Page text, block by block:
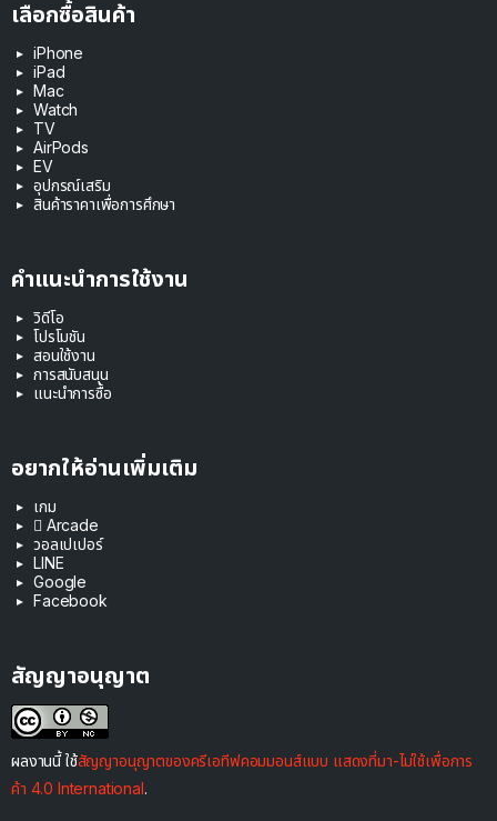
เลือกซื้อสินค้า
iPhone
iPad
Mac
Watch
TV
AirPods
EV
อุปกรณ์เสริม
สินค้าราคาเพื่อการศึกษา
คำแนะนำการใช้งาน
วิดีโอ
โปรโมชัน
สอนใช้งาน
การสนับสนุน
แนะนำการซื้อ
อยากให้อ่านเพิ่มเติม
เกม
 Arcade
วอลเปเปอร์
LINE
Google
Facebook
สัญญาอนุญาต
ผลงานนี้ ใช้สัญญาอนุญาตของครีเอทีฟคอมมอนส์แบบ แสดงที่มา-ไม่ใช้เพื่อการ
ค้า 4.0 International.